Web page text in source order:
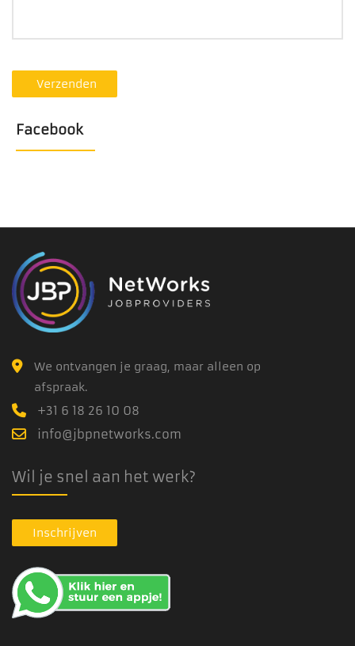
Verzenden
Facebook
We ontvangen je graag, maar alleen op
afspraak.
+31 6 18 26 10 08
info@jbpnetworks.com
Wil je snel aan het werk?
Inschrijven